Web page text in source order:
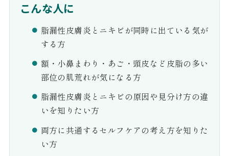
こんな人に
脂漏性皮膚炎とニキビが同時に出ている気が
する方
額・小鼻まわり・あご・頭皮など皮脂の多い
部位の肌荒れが気になる方
脂漏性皮膚炎とニキビの原因や見分け方の違
いを知りたい方
両方に共通するセルフケアの考え方を知りた
い方